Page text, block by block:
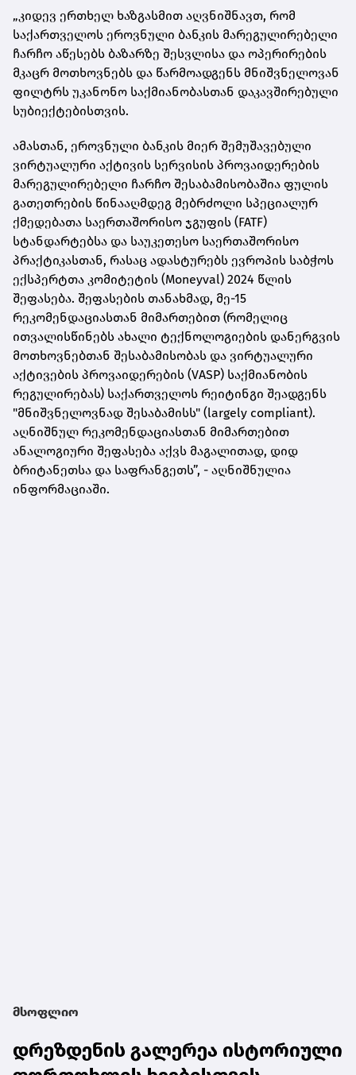
„კიდევ ერთხელ ხაზგასმით აღვნიშნავთ, რომ
საქართველოს ეროვნული ბანკის მარეგულირებელი
ჩარჩო აწესებს ბაზარზე შესვლისა და ოპერირების
მკაცრ მოთხოვნებს და წარმოადგენს მნიშვნელოვან
ფილტრს უკანონო საქმიანობასთან დაკავშირებული
სუბიექტებისთვის.
ამასთან, ეროვნული ბანკის მიერ შემუშავებული
ვირტუალური აქტივის სერვისის პროვაიდერების
მარეგულირებელი ჩარჩო შესაბამისობაშია ფულის
გათეთრების წინააღმდეგ მებრძოლი სპეციალურ
ქმედებათა საერთაშორისო ჯგუფის (FATF)
სტანდარტებსა და საუკეთესო საერთაშორისო
პრაქტიკასთან, რასაც ადასტურებს ევროპის საბჭოს
ექსპერტთა კომიტეტის (Moneyval) 2024 წლის
შეფასება. შეფასების თანახმად, მე-15
რეკომენდაციასთან მიმართებით (რომელიც
ითვალისწინებს ახალი ტექნოლოგიების დანერგვის
მოთხოვნებთან შესაბამისობას და ვირტუალური
აქტივების პროვაიდერების (VASP) საქმიანობის
რეგულირებას) საქართველოს რეიტინგი შეადგენს
"მნიშვნელოვნად შესაბამისს" (largely compliant).
აღნიშნულ რეკომენდაციასთან მიმართებით
ანალოგიური შეფასება აქვს მაგალითად, დიდ
ბრიტანეთსა და საფრანგეთს”, - აღნიშნულია
ინფორმაციაში.
მსოფლიო
დრეზდენის გალერეა ისტორიული